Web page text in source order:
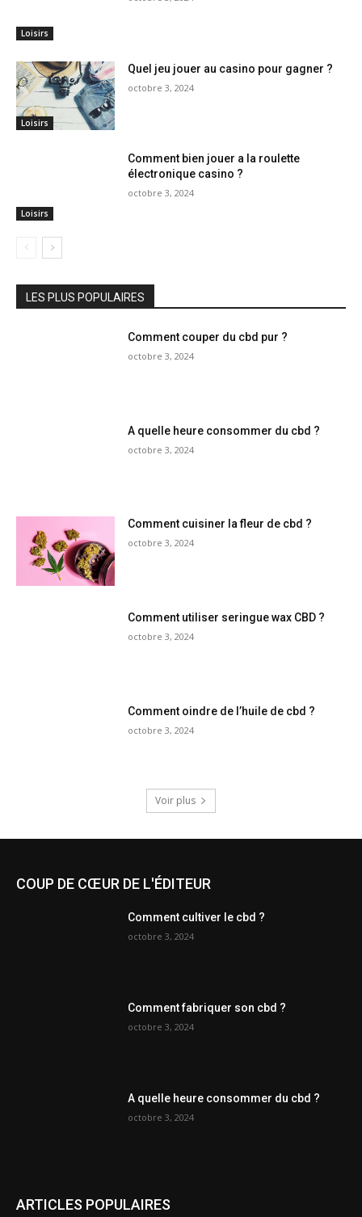
Loisirs
Loisirs
Quel jeu jouer au casino pour gagner ?
octobre 3, 2024
Loisirs
Comment bien jouer a la roulette
électronique casino ?
octobre 3, 2024
LES PLUS POPULAIRES
Comment couper du cbd pur ?
octobre 3, 2024
A quelle heure consommer du cbd ?
octobre 3, 2024
Comment cuisiner la fleur de cbd ?
octobre 3, 2024
Comment utiliser seringue wax CBD ?
octobre 3, 2024
Comment oindre de l’huile de cbd ?
octobre 3, 2024
Voir plus
COUP DE CŒUR DE L'ÉDITEUR
Comment cultiver le cbd ?
octobre 3, 2024
Comment fabriquer son cbd ?
octobre 3, 2024
A quelle heure consommer du cbd ?
octobre 3, 2024
ARTICLES POPULAIRES